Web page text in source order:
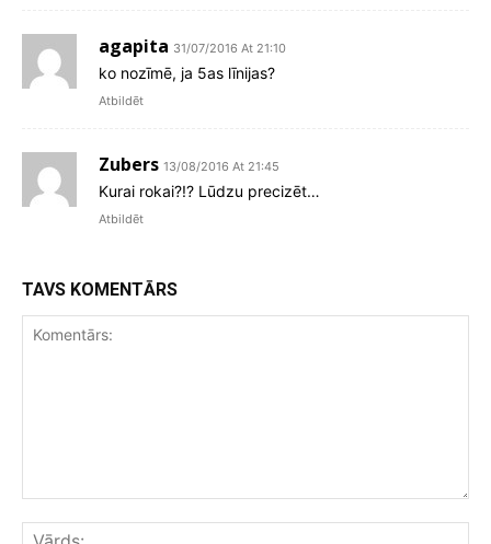
agapita 31/07/2016 At 21:10
ko nozīmē, ja 5as līnijas?
Atbildēt
Zubers 13/08/2016 At 21:45
Kurai rokai?!? Lūdzu precizēt…
Atbildēt
TAVS KOMENTĀRS